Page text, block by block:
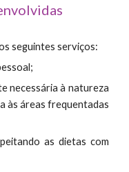
seguintes serviços:
necessária à natureza
às áreas frequentadas
as dietas com